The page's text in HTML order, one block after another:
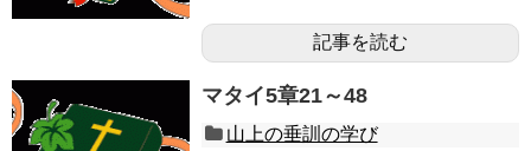
記事を読む
マタイ5章21～48
山上の垂訓の学び